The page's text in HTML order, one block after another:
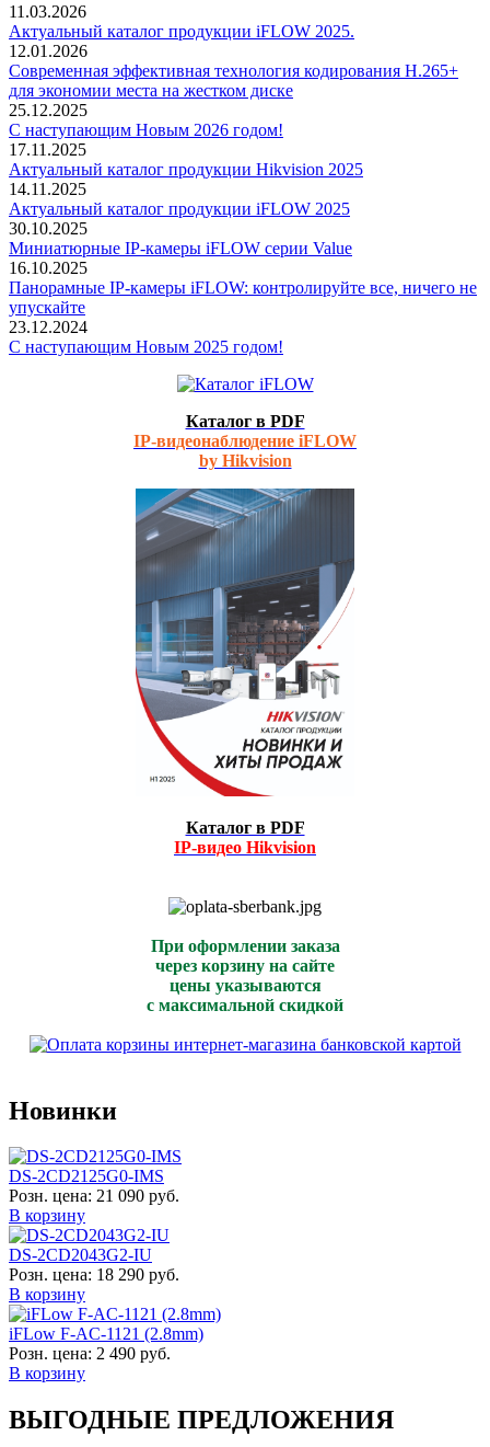
11.03.2026
Актуальный каталог продукции iFLOW 2025.
12.01.2026
Современная эффективная технология кодирования H.265+
для экономии места на жестком диске
25.12.2025
С наступающим Новым 2026 годом!
17.11.2025
Актуальный каталог продукции Hikvision 2025
14.11.2025
Актуальный каталог продукции iFLOW 2025
30.10.2025
Миниатюрные IP-камеры iFLOW серии Value
16.10.2025
Панорамные IP-камеры iFLOW: контролируйте все, ничего не
упускайте
23.12.2024
С наступающим Новым 2025 годом!
Каталог в PDF
IP-видеонаблюдение iFLOW
by Hikvision
Каталог в PDF
IP-видео Hikvision
При оформлении заказа
через корзину на сайте
цены указываются
с максимальной скидкой
Новинки
DS-2CD2125G0-IMS
Розн. цена: 21 090 руб.
В корзину
DS-2CD2043G2-IU
Розн. цена: 18 290 руб.
В корзину
iFLow F-AC-1121 (2.8mm)
Розн. цена: 2 490 руб.
В корзину
ВЫГОДНЫЕ ПРЕДЛОЖЕНИЯ